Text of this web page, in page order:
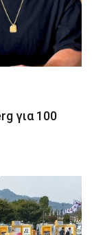
για 100